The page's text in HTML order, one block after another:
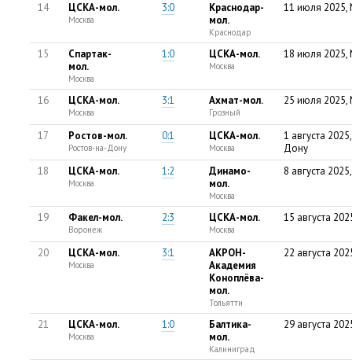
14 ЦСКА-мол.
Москва
3:0
Краснодар-
мол.
Краснодар
11 июля 2025,
15
Спартак-
мол.
Москва
1:0 ЦСКА-мол.
Москва
18 июля 2025,
16 ЦСКА-мол.
Москва
3:1 Ахмат-мол.
Грозный
25 июля 2025,
17 Ростов-мол.
Ростов-на-Дону
0:1 ЦСКА-мол.
Москва
1 августа
Дону
18
ЦСКА-мол.
Москва
1:2
Динамо-
мол.
Москва
8 августа
19 Факел-мол.
Воронеж
2:3 ЦСКА-мол.
Москва
15 августа
20 ЦСКА-мол.
Москва
3:1
АКРОН-
Академия
Коноплёва-
мол.
Тольятти
22 августа
21 ЦСКА-мол.
Москва
1:0
Балтика-
мол.
Калиниград
29 августа